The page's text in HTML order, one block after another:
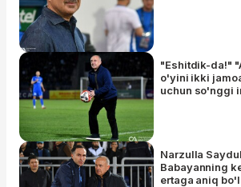
"Eshitdik-da!"
o'yini ikki
uchun so'nggi
Narzulla
Babayanning
ertaga aniq